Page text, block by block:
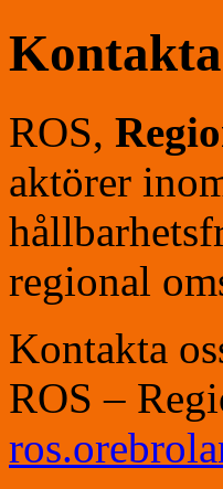
Kontakta
ROS,
aktörer
regional
Kontakta
ROS –